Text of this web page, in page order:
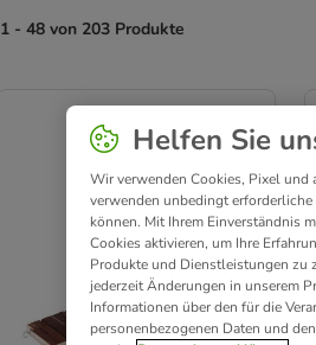
1 - 48 von 203 Produkte
Helfen Sie
Wir verwenden Cookies, Pixel und
verwenden unbedingt
können. Mit Ihrem Einverständnis
Cookies aktivieren, um Ihre
Produkte und Dienstleistungen zu
jederzeit Änderungen in unserem
Informationen über den für die
personenbezogenen Daten und